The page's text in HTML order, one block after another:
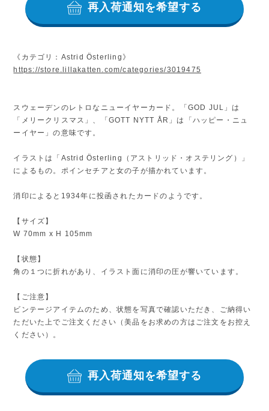
再入荷通知を希望する
《カテゴリ：Astrid Österling》
https://store.lillakatten.com/categories/3019475
スウェーデンのレトロなニューイヤーカード。「GOD JUL」は
「メリークリスマス」、「GOTT NYTT ÅR」は「ハッピー・ニュ
ーイヤー」の意味です。
イラストは「Astrid Österling（アストリッド・オステリング）」
によるもの。ポインセチアと女の子が描かれています。
消印によると1934年に投函されたカードのようです。
【サイズ】
W 70mm x H 105mm
【状態】
角の１つに折れがあり、イラスト面に消印の圧が響いています。
【ご注意】
ビンテージアイテムのため、状態を写真で確認いただき、ご納得い
ただいた上でご注文ください（美品をお求めの方はご注文をお控え
ください）。
再入荷通知を希望する